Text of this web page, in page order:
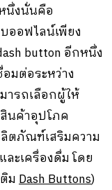
นึ่งนั่นคือ
ออฟไลน์เพียง
button อีกหนึ่ง
มต่อระหว่าง
ารถเลือกผู้ให้
นค้าอุปโภค
ลิตภัณฑ์เสริมความ
ะเครื่องดื่ม โดย
ม Dash Buttons)